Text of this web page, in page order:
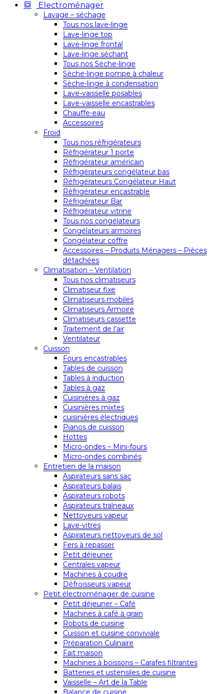
Electroménager
Lavage – séchage
Tous nos lave-linge
Lave-linge top
Lave-linge frontal
Lave-linge séchant
Tous nos Sèche-linge
Sèche-linge pompe à chaleur
Sèche-linge à condensation
Lave-vaisselle posables
Lave-vaisselle encastrables
Chauffe-eau
Accessoires
Froid
Tous nos réfrigérateurs
Réfrigérateur 1 porte
Réfrigérateur américain
Réfrigérateurs congélateur bas
Réfrigérateurs Congélateur Haut
Réfrigérateur encastrable
Réfrigérateur Bar
Réfrigérateur vitrine
Tous nos congélateurs
Congélateurs armoires
Congélateur coffre
Accessoires – Produits Ménagers – Pièces
détachées
Climatisation – Ventilation
Tous nos climatiseurs
Climatiseur fixe
Climatiseurs mobiles
Climatiseurs Armoire
Climatiseurs cassette
Traitement de l’air
Ventilateur
Cuisson
Fours encastrables
Tables de cuisson
Tables à induction
Tables à gaz
Cuisinières à gaz
Cuisinières mixtes
cuisinières électriques
Pianos de cuisson
Hottes
Micro-ondes – Mini-fours
Micro-ondes combinés
Entretien de la maison
Aspirateurs sans sac
Aspirateurs balais
Aspirateurs robots
Aspirateurs traîneaux
Nettoyeurs vapeur
Lave-vitres
Aspirateurs nettoyeurs de sol
Fers à repasser
Petit déjeuner
Centrales vapeur
Machines à coudre
Défroisseurs vapeur
Petit électroménager de cuisine
Petit déjeuner – Café
Machines à café à grain
Robots de cuisine
Cuisson et cuisine conviviale
Préparation Culinaire
Fait maison
Machines à boissons – Carafes filtrantes
Batteries et ustensiles de cuisine
Vaisselle – Art de la Table
Balance de cuisine